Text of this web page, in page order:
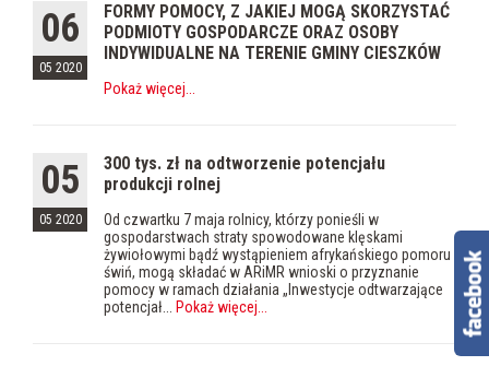
06
05 2020
FORMY POMOCY, Z JAKIEJ MOGĄ SKORZYSTAĆ
PODMIOTY GOSPODARCZE ORAZ OSOBY
INDYWIDUALNE NA TERENIE GMINY CIESZKÓW
Pokaż więcej
05
05 2020
300 tys. zł na odtworzenie potencjału
produkcji rolnej
Od czwartku 7 maja rolnicy, którzy ponieśli w
gospodarstwach straty spowodowane klęskami
żywiołowymi bądź wystąpieniem afrykańskiego pomoru
świń, mogą składać w ARiMR wnioski o przyznanie
pomocy w ramach działania „Inwestycje odtwarzające
potencjał...
Pokaż więcej